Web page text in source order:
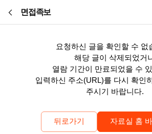
면접족보
요청하신 글을 확인할 수 없
해당 글이 삭제되었거
열람 기간이 만료되었을 수
입력하신 주소(URL)를 다시 확인
주시기 바랍니다.
뒤로가기 자료실 홈